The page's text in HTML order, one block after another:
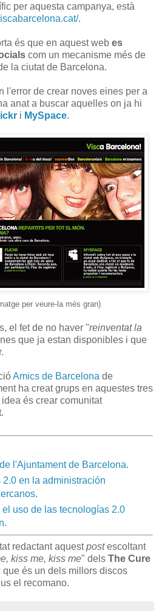
per aquesta campanya, està
.
és que en aquest web es
com un mecanisme més de
la ciutat de Barcelona.
l'error de crear noves eines per a
anat a buscar aquelles on ja hi
i MySpace.
per veure-la més gran)
el fet de no haver "reinventat la
que ja estan disponibles i que
Amics de Barcelona de
ha creat grups en aquestes tres
és crear comunitat
l'Ajuntament de Barcelona.
en la administración
.
uso de las tecnologías 2.0
.
redactant aquestpostescoltant
kiss me, kiss me" dels The Cure
que és un dels millors discos
el recomano.